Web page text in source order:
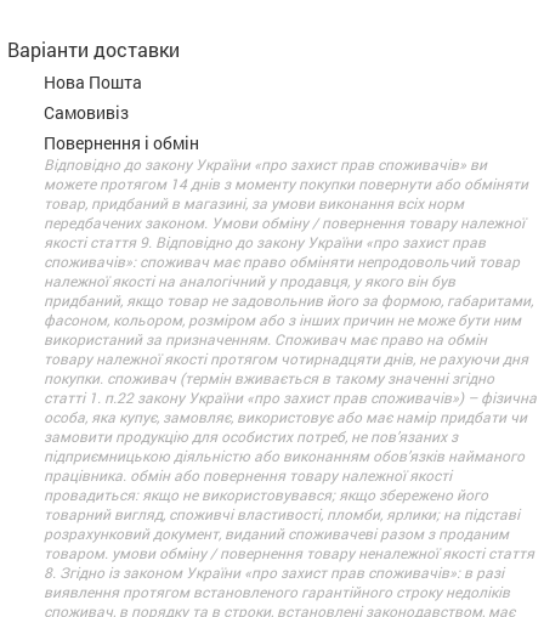
Варіанти доставки
Нова Пошта
Самовивіз
Повернення і обмін
Відповідно до закону України «про захист прав споживачів» ви
можете протягом 14 днів з моменту покупки повернути або обміняти
товар, придбаний в магазині, за умови виконання всіх норм
передбачених законом. Умови обміну / повернення товару належної
якості стаття 9. Відповідно до закону України «про захист прав
споживачів»: споживач має право обміняти непродовольчий товар
належної якості на аналогічний у продавця, у якого він був
придбаний, якщо товар не задовольнив його за формою, габаритами,
фасоном, кольором, розміром або з інших причин не може бути ним
використаний за призначенням. Споживач має право на обмін
товару належної якості протягом чотирнадцяти днів, не рахуючи дня
покупки. споживач (термін вживається в такому значенні згідно
статті 1. п.22 закону України «про захист прав споживачів») – фізична
особа, яка купує, замовляє, використовує або має намір придбати чи
замовити продукцію для особистих потреб, не пов’язаних з
підприємницькою діяльністю або виконанням обов’язків найманого
працівника. обмін або повернення товару належної якості
провадиться: якщо не використовувався; якщо збережено його
товарний вигляд, споживчі властивості, пломби, ярлики; на підставі
розрахунковий документ, виданий споживачеві разом з проданим
товаром. умови обміну / повернення товару неналежної якості стаття
8. Згідно із законом України «про захист прав споживачів»: в разі
виявлення протягом встановленого гарантійного строку недоліків
споживач, в порядку та в строки, встановлені законодавством, має